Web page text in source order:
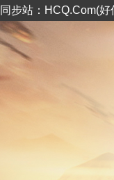
同步站：HCQ.Com(